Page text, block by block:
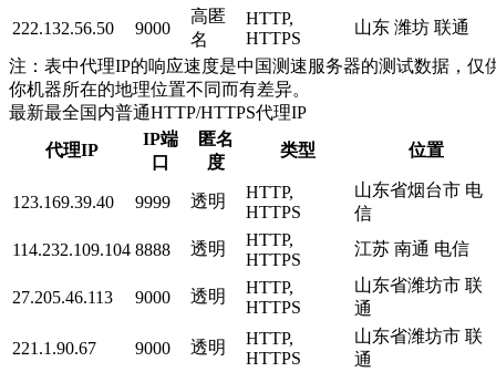
222.132.56.50 9000
高匿
名
HTTP,
HTTPS
山东 潍坊 联通
注：表中代理IP的响应速度是中国测速服务器的测试数据，仅
你机器所在的地理位置不同而有差异。
最新最全国内普通HTTP/HTTPS代理IP
代理IP
IP端
口
匿名
度
类型 位置
123.169.39.40 9999 透明
HTTP,
HTTPS
山东省烟台市 电
信
114.232.109.104 8888 透明
HTTP,
HTTPS
江苏 南通 电信
27.205.46.113 9000 透明
HTTP,
HTTPS
山东省潍坊市 联
通
221.1.90.67 9000 透明
HTTP,
HTTPS
山东省潍坊市 联
通